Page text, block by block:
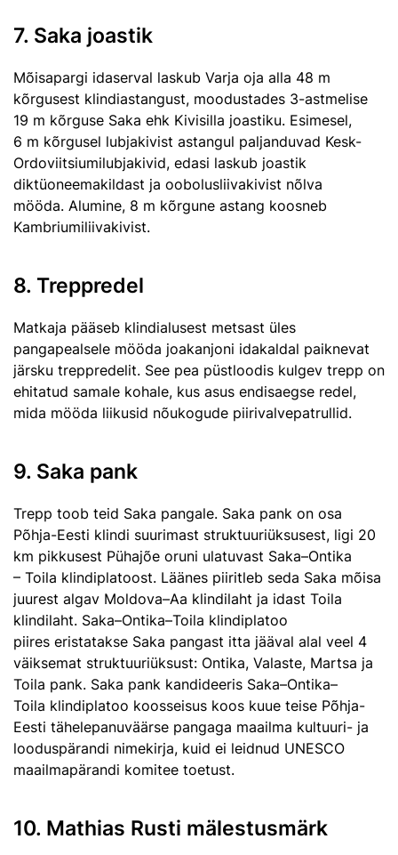
7. Saka joastik
Mõisapargi idaserval laskub Varja oja alla 48 m
kõrgusest klindiastangust, moodustades 3-astmelise
19 m kõrguse Saka ehk Kivisilla joastiku. Esimesel,
6 m kõrgusel lubjakivist astangul paljanduvad Kesk-
Ordoviitsiumilubjakivid, edasi laskub joastik
diktüoneemakildast ja oobolusliivakivist nõlva
mööda. Alumine, 8 m kõrgune astang koosneb
Kambriumiliivakivist.
8. Treppredel
Matkaja pääseb klindialusest metsast üles
pangapealsele mööda joakanjoni idakaldal paiknevat
järsku treppredelit. See pea püstloodis kulgev trepp on
ehitatud samale kohale, kus asus endisaegse redel,
mida mööda liikusid nõukogude piirivalvepatrullid.
9. Saka pank
Trepp toob teid Saka pangale. Saka pank on osa
Põhja-Eesti klindi suurimast struktuuriüksusest, ligi 20
km pikkusest Pühajõe oruni ulatuvast Saka–Ontika
– Toila klindiplatoost. Läänes piiritleb seda Saka mõisa
juurest algav Moldova–Aa klindilaht ja idast Toila
klindilaht. Saka–Ontika–Toila klindiplatoo
piires eristatakse Saka pangast itta jääval alal veel 4
väiksemat struktuuriüksust: Ontika, Valaste, Martsa ja
Toila pank. Saka pank kandideeris Saka–Ontika–
Toila klindiplatoo koosseisus koos kuue teise Põhja-
Eesti tähelepanuväärse pangaga maailma kultuuri- ja
looduspärandi nimekirja, kuid ei leidnud UNESCO
maailmapärandi komitee toetust.
10. Mathias Rusti mälestusmärk